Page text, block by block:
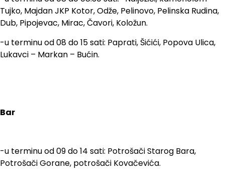
Tujko, Majdan JKP Kotor, Odže, Pelinovo, Pelinska Rudina,
Dub, Pipojevac, Mirac, Čavori, Koložun.
-u terminu od 08 do 15 sati: Paprati, Šićići, Popova Ulica,
Lukavci – Markan – Bućin.
Bar
-u terminu od 09 do 14 sati: Potrošači Starog Bara,
Potrošači Gorane, potrošači Kovačevića.